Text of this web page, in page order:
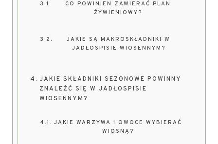
CO POWINIEN ZAWIERAĆ PLAN
ŻYWIENIOWY?
JAKIE SĄ MAKROSKŁADNIKI W
JADŁOSPISIE WIOSENNYM?
JAKIE SKŁADNIKI SEZONOWE POWINNY
ZNALEŹĆ SIĘ W JADŁOSPISIE
WIOSENNYM?
JAKIE WARZYWA I OWOCE WYBIERAĆ
WIOSNĄ?